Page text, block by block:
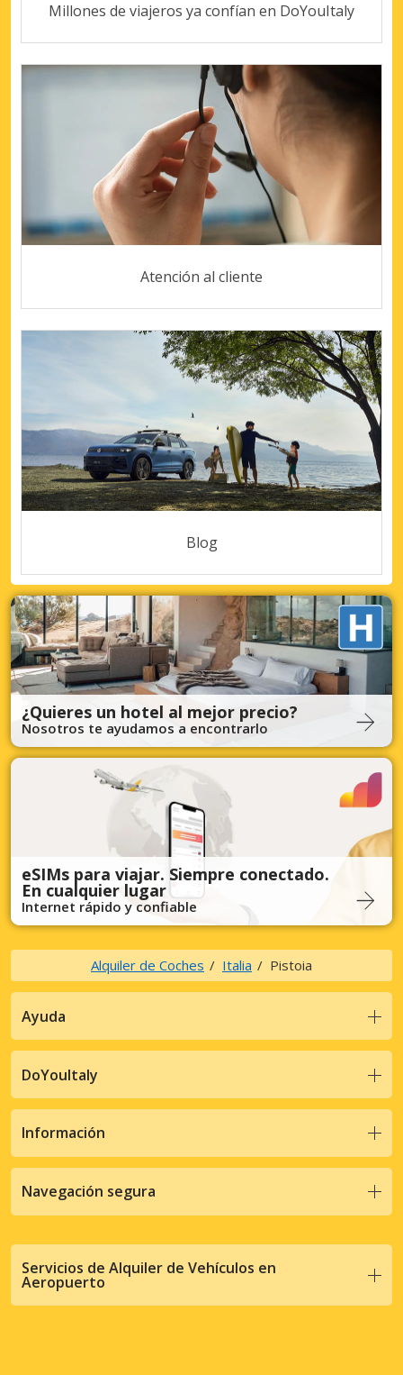
Millones de viajeros ya confían en DoYouItaly
Atención al cliente
Blog
¿Quieres un hotel al mejor precio?
Nosotros te ayudamos a encontrarlo
eSIMs para viajar. Siempre conectado.
En cualquier lugar
Internet rápido y confiable
Alquiler de Coches Italia Pistoia
Ayuda
DoYouItaly
Información
Navegación segura
Servicios de Alquiler de Vehículos en
Aeropuerto